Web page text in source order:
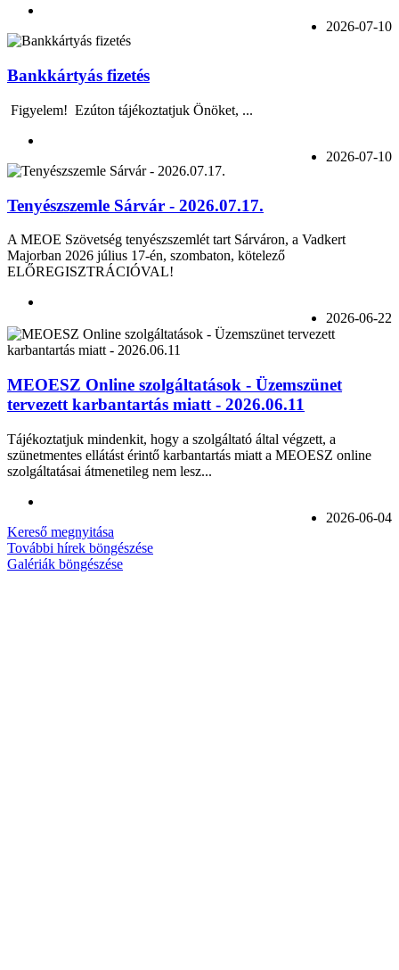
2026-07-10
Bankkártyás fizetés
Figyelem! Ezúton tájékoztatjuk Önöket, ...
2026-07-10
Tenyészszemle Sárvár - 2026.07.17.
A MEOE Szövetség tenyészszemlét tart Sárváron, a Vadkert
Majorban 2026 július 17-én, szombaton, kötelező
ELŐREGISZTRÁCIÓVAL!
2026-06-22
MEOESZ Online szolgáltatások - Üzemszünet
tervezett karbantartás miatt - 2026.06.11
Tájékoztatjuk mindenkit, hogy a szolgáltató által végzett, a
szünetmentes ellátást érintő karbantartás miatt a MEOESZ online
szolgáltatásai átmenetileg nem lesz...
2026-06-04
Kereső megnyitása
További hírek böngészése
Galériák böngészése